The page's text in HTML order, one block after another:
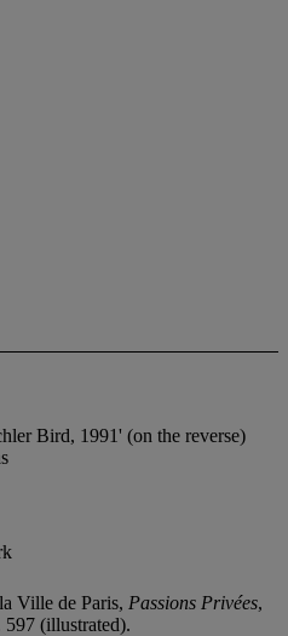
Bird, 1991' (on the reverse)
Ville de Paris, Passions Privées,
(illustrated).